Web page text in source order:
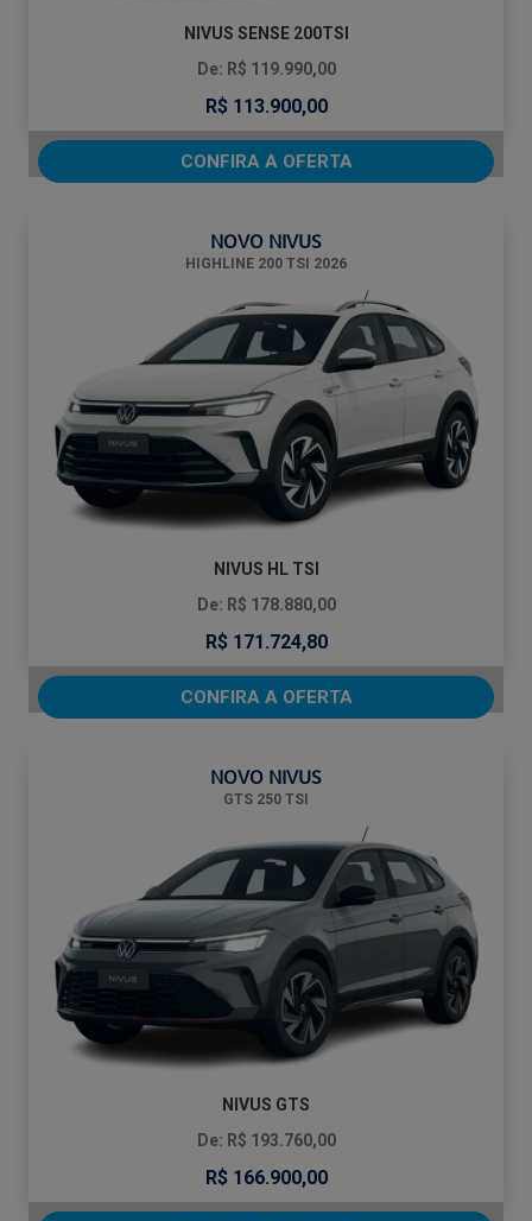
NIVUS SENSE 200TSI
De: R$ 119.990,00
R$ 113.900,00
CONFIRA A OFERTA
NOVO NIVUS
HIGHLINE 200 TSI 2026
NIVUS HL TSI
De: R$ 178.880,00
R$ 171.724,80
CONFIRA A OFERTA
NOVO NIVUS
GTS 250 TSI
NIVUS GTS
De: R$ 193.760,00
R$ 166.900,00